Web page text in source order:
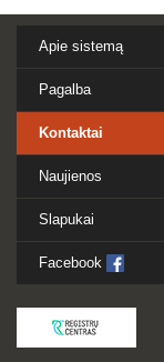
Apie sistemą
Pagalba
Kontaktai
Naujienos
Slapukai
Facebook